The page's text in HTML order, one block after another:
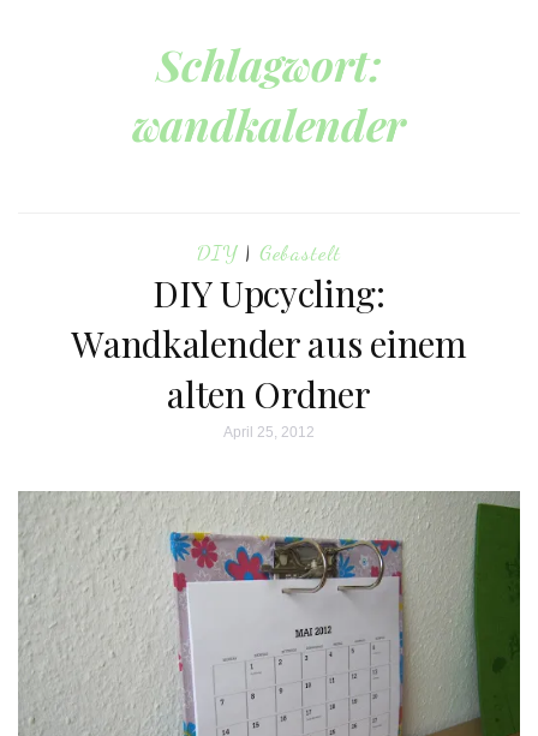
Schlagwort:
wandkalender
DIY | Gebastelt
DIY Upcycling:
Wandkalender aus einem
alten Ordner
April 25, 2012